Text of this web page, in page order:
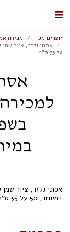
יוצרים מגזין
מכירת
על 35 ס"מ
במיוחד,
אסתי גלזר, ציור
במיוחד, 50 על 35 ס"מ